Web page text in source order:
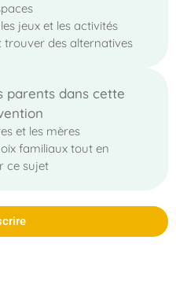
jeux et les activités
trouver des alternatives
parents dans cette
et les mères
familiaux tout en
ce sujet